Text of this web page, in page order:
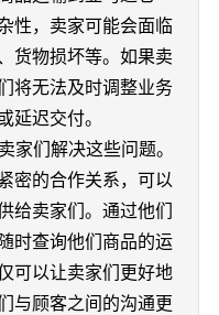
性，卖家可能会面临
货物损坏等。如果卖
将无法及时调整业务
延迟交付。
家们解决这些问题。
密的合作关系，可以
给卖家们。通过他们
时查询他们商品的运
可以让卖家们更好地
与顾客之间的沟通更